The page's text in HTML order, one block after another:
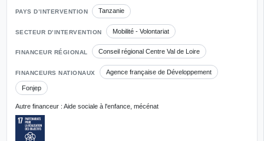
PAYS D’INTERVENTION Tanzanie
SECTEUR D’INTERVENTION Mobilité - Volontariat
FINANCEUR RÉGIONAL Conseil régional Centre Val de Loire
FINANCEURS NATIONAUX Agence française de Développement
Fonjep
Autre financeur : Aide sociale à l'enfance, mécénat